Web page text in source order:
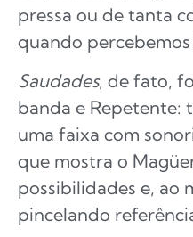
pressa ou de tanta
quando percebemos
Saudades, de fato,
banda e Repetente:
uma faixa com
que mostra o
possibilidades e, ao
pincelando